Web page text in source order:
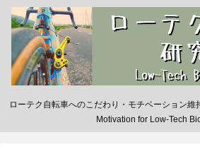
ローテク自転車へのこだわり・モチベーション
Motivation for Low-Tech